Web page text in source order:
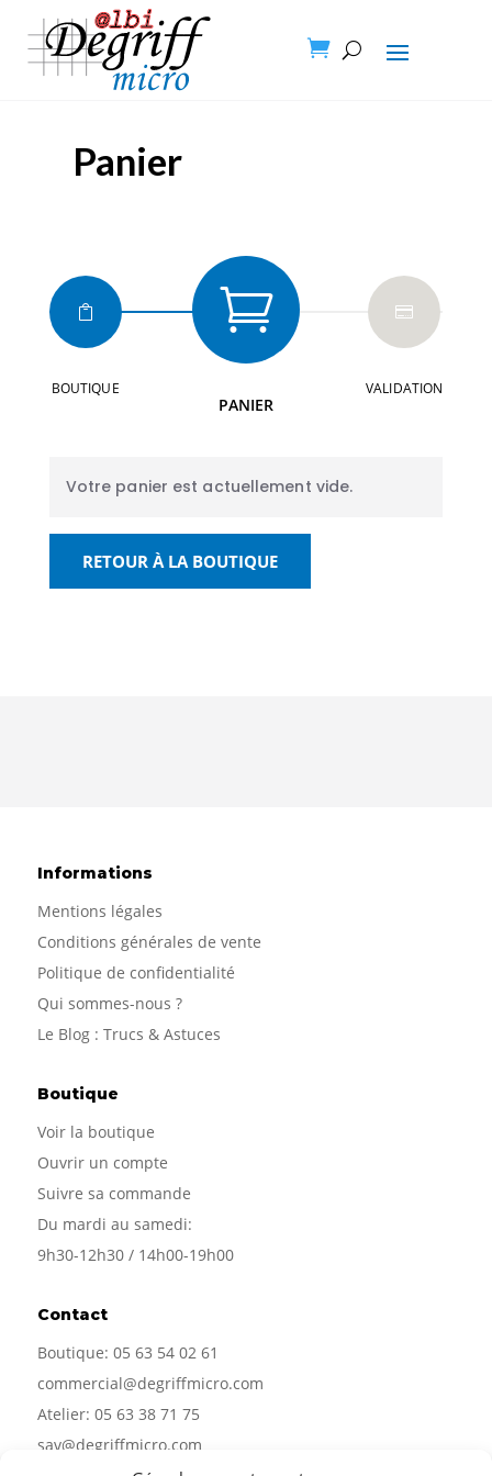

Panier

BOUTIQUE

PANIER

VALIDATION
Votre panier est actuellement vide.
RETOUR À LA BOUTIQUE
Informations
Mentions légales
Conditions générales de vente
Politique de confidentialité
Qui sommes-nous ?
Le Blog : Trucs & Astuces
Boutique
Voir la boutique
Ouvrir un compte
Suivre sa commande
Du mardi au samedi:
9h30-12h30 / 14h00-19h00
Contact
Boutique: 05 63 54 02 61
commercial@degriffmicro.com
Atelier: 05 63 38 71 75
sav@degriffmicro.com